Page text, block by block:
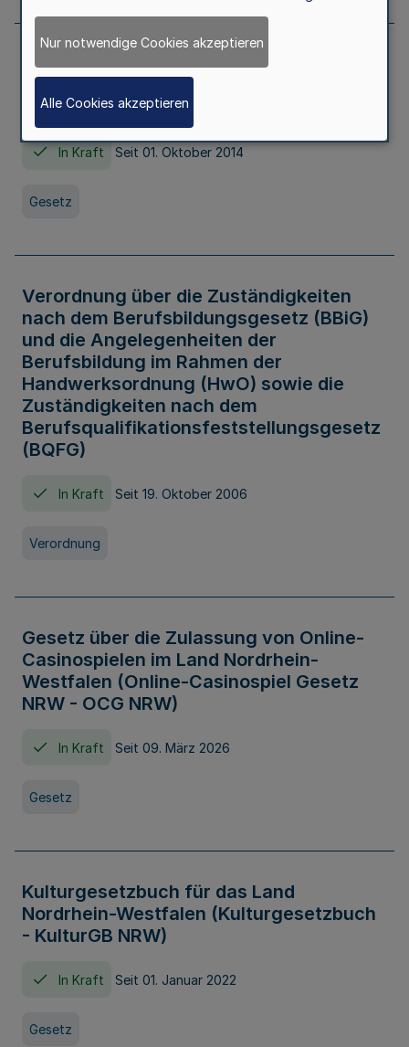
Gesetz über die Hochschulen des Landes
Nordrhein-Westfalen (Hochschulgesetz -
HG)
In Kraft Seit 01. Oktober 2014
Gesetz
Verordnung über die Zuständigkeiten
nach dem Berufsbildungsgesetz (BBiG)
und die Angelegenheiten der
Berufsbildung im Rahmen der
Handwerksordnung (HwO) sowie die
Zuständigkeiten nach dem
Berufsqualifikationsfeststellungsgesetz
(BQFG)
In Kraft Seit 19. Oktober 2006
Verordnung
Gesetz über die Zulassung von Online-
Casinospielen im Land Nordrhein-
Westfalen (Online-Casinospiel Gesetz
NRW - OCG NRW)
In Kraft Seit 09. März 2026
Gesetz
Kulturgesetzbuch für das Land
Nordrhein-Westfalen (Kulturgesetzbuch
- KulturGB NRW)
In Kraft Seit 01. Januar 2022
Gesetz
Nur notwendige Cookies akzeptieren
Alle Cookies akzeptieren